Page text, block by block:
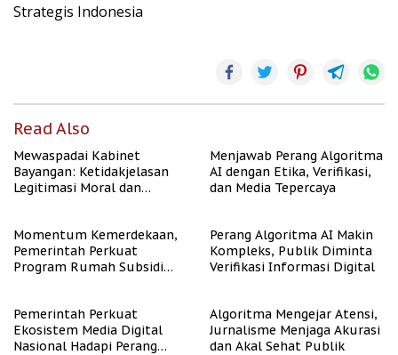
Strategis Indonesia
Read Also
Mewaspadai Kabinet
Bayangan: Ketidakjelasan
Legitimasi Moral dan
Menjawab Perang Algoritma
AI dengan Etika, Verifikasi,
dan Media Tepercaya
Momentum Kemerdekaan,
Pemerintah Perkuat
Program Rumah Subsidi
Perang Algoritma AI Makin
Kompleks, Publik Diminta
Verifikasi Informasi Digital
Pemerintah Perkuat
Ekosistem Media Digital
Nasional Hadapi Perang
Algoritma Mengejar Atensi,
Jurnalisme Menjaga Akurasi
dan Akal Sehat Publik